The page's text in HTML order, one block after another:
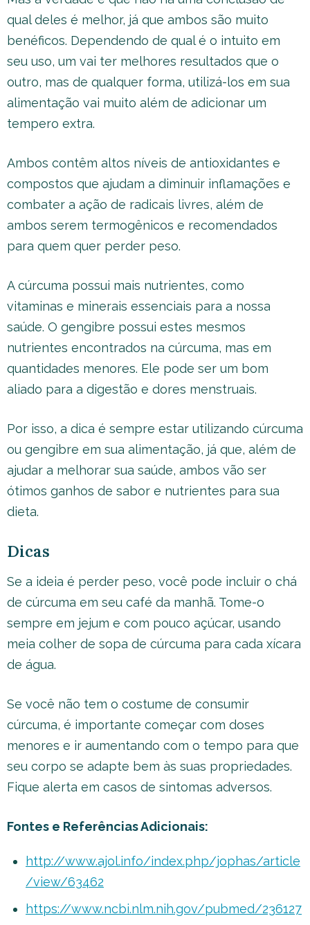
qual deles é melhor, já que ambos são muito
benéficos. Dependendo de qual é o intuito em
seu uso, um vai ter melhores resultados que o
outro, mas de qualquer forma, utilizá-los em sua
alimentação vai muito além de adicionar um
tempero extra.
Ambos contêm altos níveis de antioxidantes e
compostos que ajudam a diminuir inflamações e
combater a ação de radicais livres, além de
ambos serem termogênicos e recomendados
para quem quer perder peso.
A cúrcuma possui mais nutrientes, como
vitaminas e minerais essenciais para a nossa
saúde. O gengibre possui estes mesmos
nutrientes encontrados na cúrcuma, mas em
quantidades menores. Ele pode ser um bom
aliado para a digestão e dores menstruais.
Por isso, a dica é sempre estar utilizando cúrcuma
ou gengibre em sua alimentação, já que, além de
ajudar a melhorar sua saúde, ambos vão ser
ótimos ganhos de sabor e nutrientes para sua
dieta.
Dicas
Se a ideia é perder peso, você pode incluir o chá
de cúrcuma em seu café da manhã. Tome-o
sempre em jejum e com pouco açúcar, usando
meia colher de sopa de cúrcuma para cada xícara
de água.
Se você não tem o costume de consumir
cúrcuma, é importante começar com doses
menores e ir aumentando com o tempo para que
seu corpo se adapte bem às suas propriedades.
Fique alerta em casos de sintomas adversos.
Fontes e Referências Adicionais:
http://www.ajol.info/index.php/jophas/article
/view/63462
https://www.ncbi.nlm.nih.gov/pubmed/236127